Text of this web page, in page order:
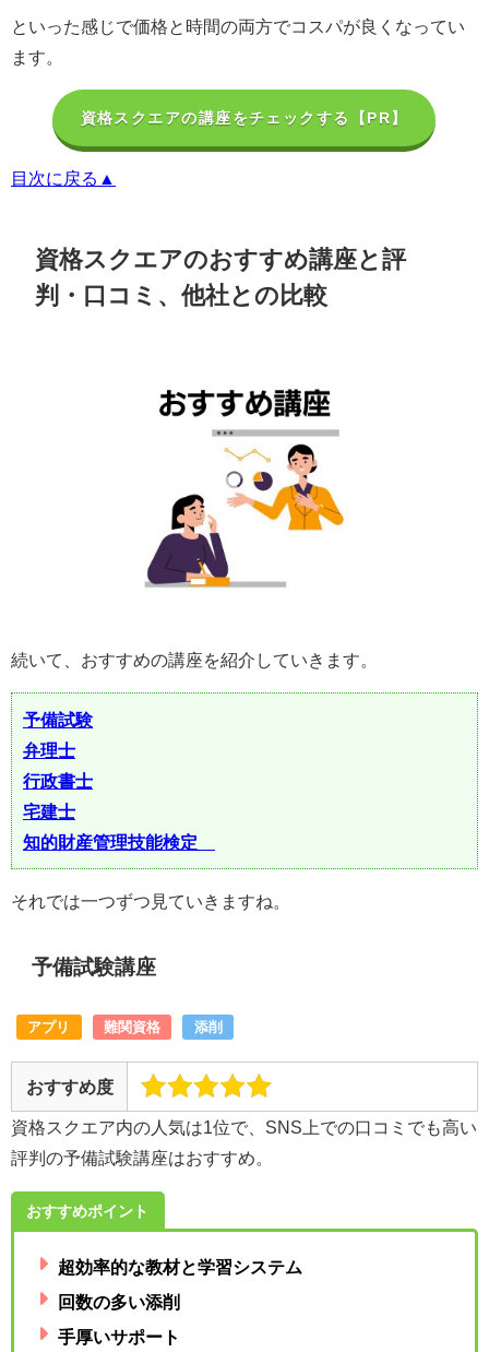
といった感じで価格と時間の両方でコスパが良くなってい
ます。
資格スクエアの講座をチェックする【PR】
目次に戻る▲
資格スクエアのおすすめ講座と評
判・口コミ、他社との比較
続いて、おすすめの講座を紹介していきます。
予備試験
弁理士
行政書士
宅建士
知的財産管理技能検定®
それでは一つずつ見ていきますね。
予備試験講座
アプリ 難関資格 添削
おすすめ度
資格スクエア内の人気は1位で、SNS上での口コミでも高い
評判の予備試験講座はおすすめ。
おすすめポイント
超効率的な教材と学習システム
回数の多い添削
手厚いサポート